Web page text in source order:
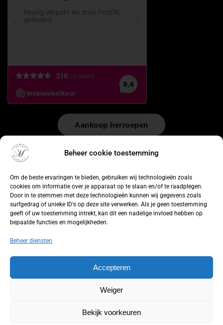
Beheer cookie toestemming
Om de beste ervaringen te bieden, gebruiken wij technologieën zoals
cookies om informatie over je apparaat op te slaan en/of te raadplegen.
Door in te stemmen met deze technologieën kunnen wij gegevens zoals
surfgedrag of unieke ID's op deze site verwerken. Als je geen toestemming
geeft of uw toestemming intrekt, kan dit een nadelige invloed hebben op
bepaalde functies en mogelijkheden.
Beheer diensten
Accepteren
Weiger
Bekijk voorkeuren
Aankoop herroepen
© 2026 by WebUnlimited–Algemene voorwaarden